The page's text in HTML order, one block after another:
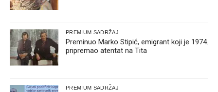
PREMIUM SADRŽAJ
Preminuo Marko Stipić, emigrant koji je 1974.
pripremao atentat na Tita
PREMIUM SADRŽAJ